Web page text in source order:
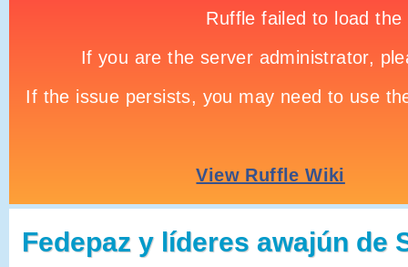
Fedepaz y líderes awajún de